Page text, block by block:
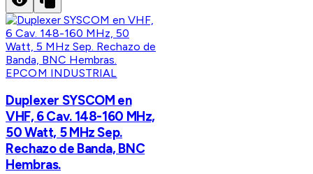
EPCOM INDUSTRIAL
Duplexer SYSCOM en
VHF, 6 Cav. 148-160 MHz,
50 Watt, 5 MHz Sep.
Rechazo de Banda, BNC
Hembras.